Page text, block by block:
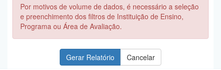
Por motivos de volume de dados, é necessário a seleção
e preenchimento dos filtros de Instituição de Ensino,
Programa ou Área de Avaliação.